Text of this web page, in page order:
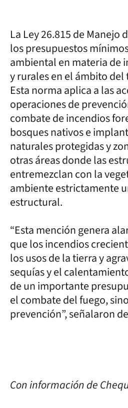
La Ley 26.815 de Manejo
los presupuestos
ambiental en materia de
y rurales en el ámbito
Esta norma aplica a las
operaciones de
combate de incendios
bosques nativos e
naturales protegidas y
otras áreas donde las
entremezclan con la
ambiente estrictamente
estructural.
“Esta mención genera
que los incendios
los usos de la tierra y
sequías y el
de un importante
el combate del fuego,
prevención”, señalaron
Con información de